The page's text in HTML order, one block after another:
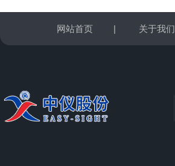
网站首页 | 关于我们